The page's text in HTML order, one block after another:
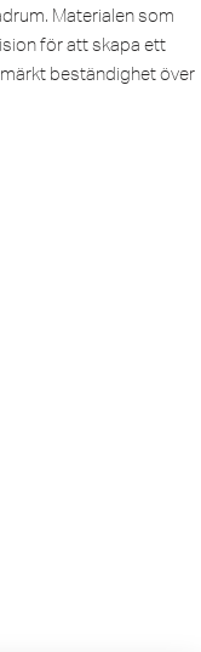
Materialen som
för att skapa ett
beständighet över